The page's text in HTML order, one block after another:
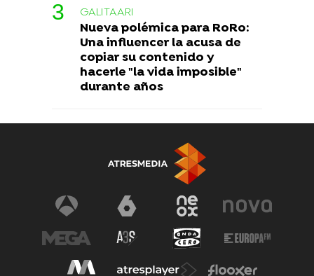
GALITAARI
Nueva polémica para RoRo:
Una influencer la acusa de
copiar su contenido y
hacerle "la vida imposible"
durante años